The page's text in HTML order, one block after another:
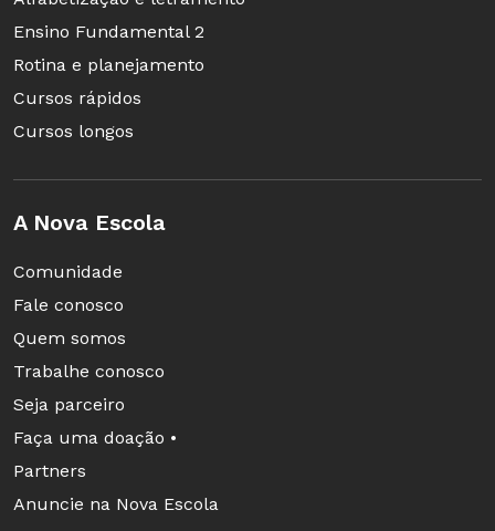
Ensino Fundamental 2
Rotina e planejamento
Cursos rápidos
Cursos longos
A Nova Escola
Comunidade
Fale conosco
Quem somos
Trabalhe conosco
Seja parceiro
Faça uma doação •
Partners
Anuncie na Nova Escola